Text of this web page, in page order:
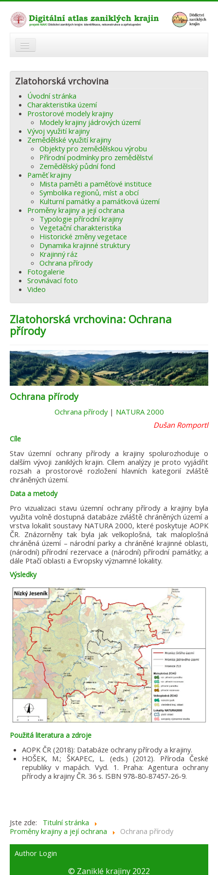
Modelová území
Zaniklé krajiny
Odkazy
Fórum
Autoři
Zlatohorská vrchovina
Úvodní stránka
Charakteristika území
Prostorové modely krajiny
Modely krajiny jádrových území
Vývoj využití krajiny
Zemědělské využití krajiny
Objekty pro zemědělskou výrobu
Přírodní podmínky pro zemědělství
Zemědělský půdní fond
Paměť krajiny
Mista paměti a paměťové instituce
Symbolika regionů, míst a obcí
Kulturní památky a památková území
Proměny krajiny a její ochrana
Typologie přírodní krajiny
Vegetační charakteristika
Historické změny vegetace
Dynamika krajinné struktury
Krajinný ráz
Ochrana přírody
Fotogalerie
Srovnávací foto
Video
Zlatohorská vrchovina: Ochrana
přírody
Ochrana přírody
Ochrana přírody| NATURA 2000
Dušan Romportl
Cíle
Stav územní ochrany přírody a krajiny spolurozhoduje o
dalším vývoji zaniklých krajin. Cílem analýzy je proto vyjádřit
rozsah a prostorové rozložení hlavních kategorií zvláště
chráněných území.
Data a metody
Pro vizualizaci stavu územní ochrany přírody a krajiny byla
využita volně dostupná databáze zvláště chráněných území a
vrstva lokalit soustavy NATURA 2000, které poskytuje AOPK
ČR. Znázorněny tak byla jak velkoplošná, tak maloplošná
chráněná území – národní parky a chráněné krajinné oblasti,
(národní) přírodní rezervace a (národní) přírodní památky; a
dále Ptačí oblasti a Evropsky významné lokality.
Výsledky
Použitá literatura a zdroje
AOPK ČR (2018): Databáze ochrany přírody a krajiny.
HOŠEK, M.; ŠKAPEC, L. (eds.) (2012). Příroda České
republiky v mapách. Vyd. 1. Praha: Agentura ochrany
přírody a krajiny ČR. 36 s. ISBN 978-80-87457-26-9.
Jste zde:
Titulní stránka
Proměny krajiny a její ochrana
Ochrana přírody
Author Login
© Zaniklé krajiny 2022